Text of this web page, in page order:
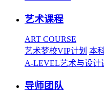
艺术课程
ART COURSE
艺术梦校VIP计划 本
A-LEVEL艺术与设计
导师团队